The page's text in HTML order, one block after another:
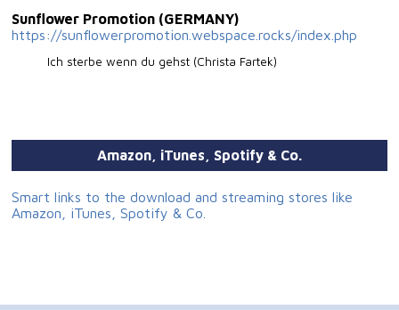
Sunflower Promotion (GERMANY)
https://sunflowerpromotion.webspace.rocks/index.php
Ich sterbe wenn du gehst (Christa Fartek)
Amazon, iTunes, Spotify & Co.
Smart links to the download and streaming stores like
Amazon, iTunes, Spotify & Co.